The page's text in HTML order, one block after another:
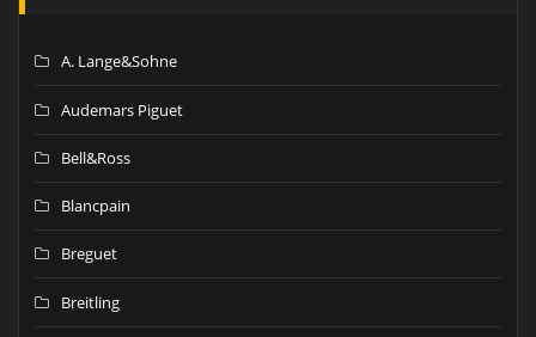
A. Lange&Sohne
Audemars Piguet
Bell&Ross
Blancpain
Breguet
Breitling